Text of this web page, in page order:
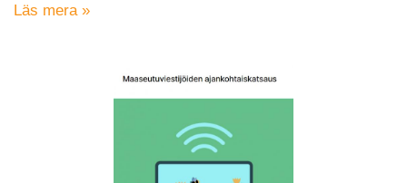
Läs mera »